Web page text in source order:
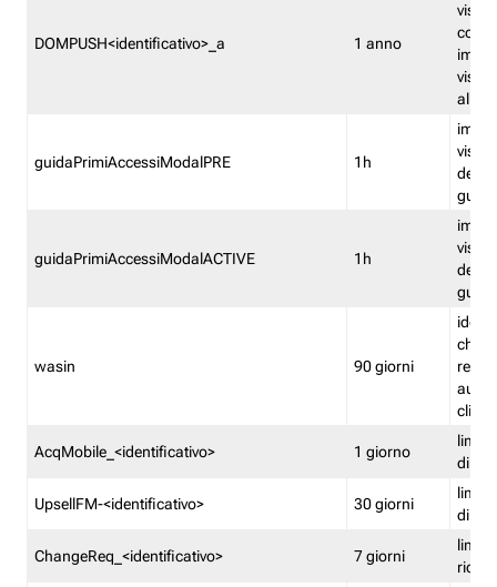
DOMPUSH<identificativo>_a 1 anno
guidaPrimiAccessiModalPRE 1h
della
guidaPrimiAccessiModalACTIVE 1h
della
wasin 90 giorni
che
rete
clienti
AcqMobile_<identificativo> 1 giorno
limita
di
UpsellFM-<identificativo> 30 giorni
limita
di
ChangeReq_<identificativo> 7 giorni
limita